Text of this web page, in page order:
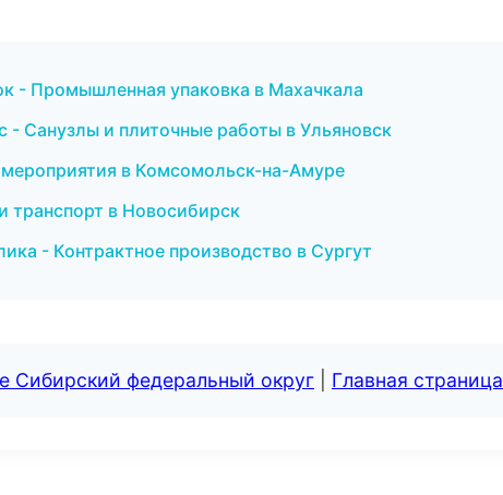
- Промышленная упаковка в Махачкала
Санузлы и плиточные работы в Ульяновск
в Комсомольск-на-Амуре
транспорт в Новосибирск
- Контрактное производство в Сургут
Сибирский федеральный округ Главная страница